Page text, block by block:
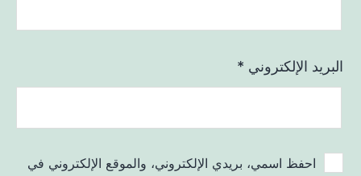
البريد الإلكتروني *
احفظ اسمي، بريدي الإلكتروني، والموقع الإلكتروني في